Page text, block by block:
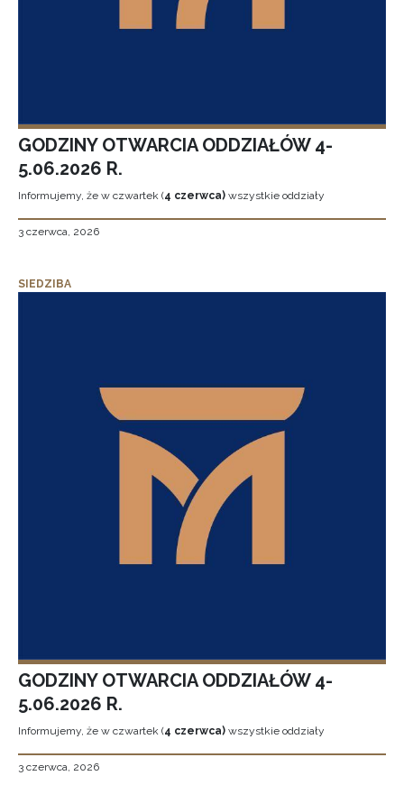
GODZINY OTWARCIA ODDZIAŁÓW 4-
5.06.2026 R.
Informujemy, że w czwartek (4 czerwca) wszystkie oddziały
3 czerwca, 2026
SIEDZIBA
GODZINY OTWARCIA ODDZIAŁÓW 4-
5.06.2026 R.
Informujemy, że w czwartek (4 czerwca) wszystkie oddziały
3 czerwca, 2026